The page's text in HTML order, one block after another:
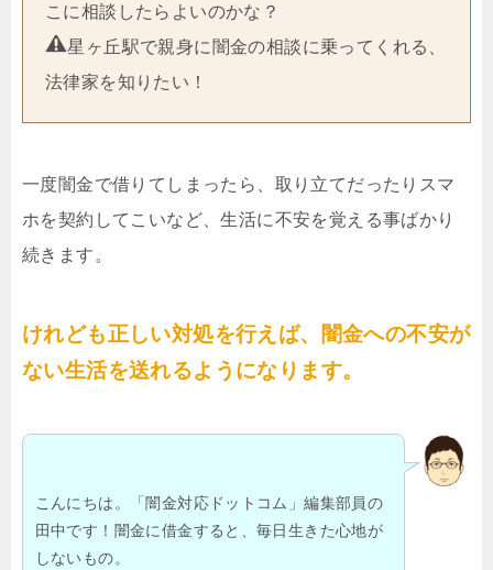
こに相談したらよいのかな？
星ヶ丘駅で親身に闇金の相談に乗ってくれる、
法律家を知りたい！
一度闇金で借りてしまったら、取り立てだったりスマ
ホを契約してこいなど、生活に不安を覚える事ばかり
続きます。
けれども正しい対処を行えば、闇金への不安が
ない生活を送れるようになります。
こんにちは。「闇金対応ドットコム」編集部員の
田中です！闇金に借金すると、毎日生きた心地が
しないもの。